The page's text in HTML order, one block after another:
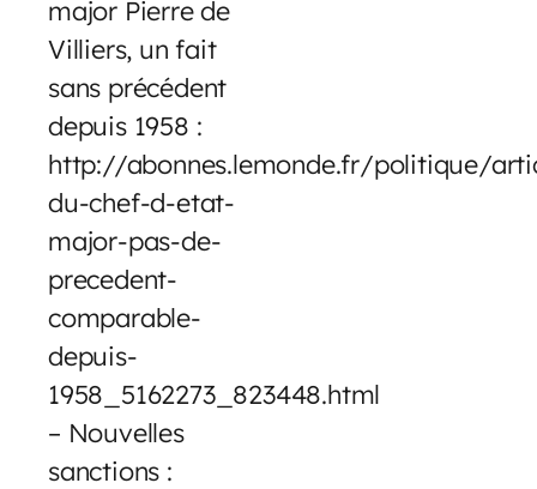
major Pierre de
Villiers, un fait
sans précédent
depuis 1958 :
http://abonnes.lemonde.fr/politique/
du-chef-d-etat-
major-pas-de-
precedent-
comparable-
depuis-
1958_5162273_823448.html
– Nouvelles
sanctions :